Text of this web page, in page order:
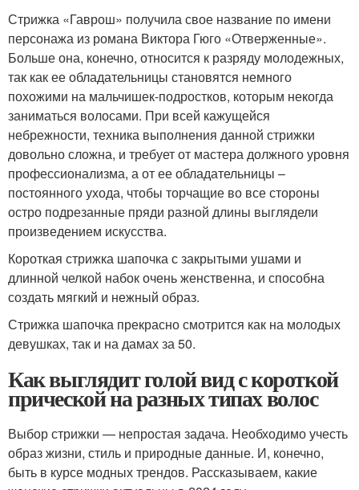
Стрижка «Гаврош» получила свое название по имени
персонажа из романа Виктора Гюго «Отверженные».
Больше она, конечно, относится к разряду молодежных,
так как ее обладательницы становятся немного
похожими на мальчишек-подростков, которым некогда
заниматься волосами. При всей кажущейся
небрежности, техника выполнения данной стрижки
довольно сложна, и требует от мастера должного уровня
профессионализма, а от ее обладательницы –
постоянного ухода, чтобы торчащие во все стороны
остро подрезанные пряди разной длины выглядели
произведением искусства.
Короткая стрижка шапочка с закрытыми ушами и
длинной челкой набок очень женственна, и способна
создать мягкий и нежный образ.
Стрижка шапочка прекрасно смотрится как на молодых
девушках, так и на дамах за 50.
Как выглядит голой вид с короткой
прической на разных типах волос
Выбор стрижки — непростая задача. Необходимо учесть
образ жизни, стиль и природные данные. И, конечно,
быть в курсе модных трендов. Рассказываем, какие